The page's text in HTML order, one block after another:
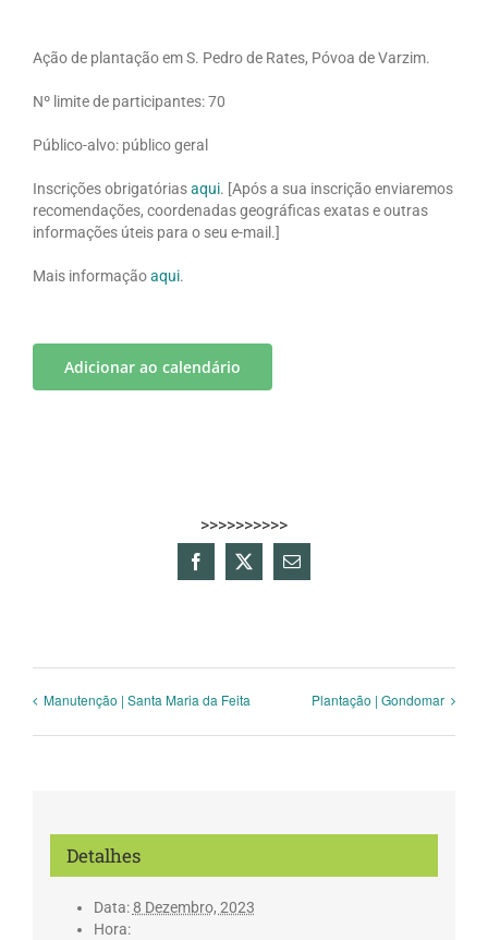
Ação de plantação em S. Pedro de Rates, Póvoa de Varzim.
Nº limite de participantes: 70
Público-alvo: público geral
Inscrições obrigatóriasaqui. [Após a sua inscrição enviaremos
recomendações, coordenadas geográficas exatas e outras
informações úteis para o seu e-mail.]
Mais informaçãoaqui.
Adicionar ao calendário
>>>>>>>>>>
Facebook
X
Email
(necessário
Manutenção | Santa Maria da Feita Plantação | Gondomar
Detalhes
Data: 8 Dezembro, 2023
Hora: